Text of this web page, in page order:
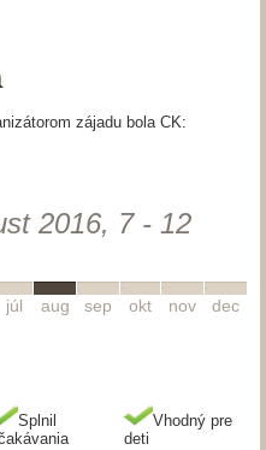
zájadu bola CK:
2016, 7 - 12
júl aug sep okt nov dec
Splnil
Vhodný pre
deti